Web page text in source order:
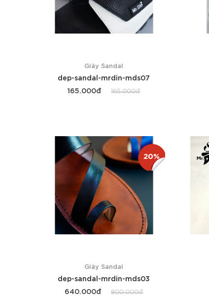
Giày Sandal
dep-sandal-mrdin-mds07
165.000đ
165.000đ
20%
Giày Sandal
dep-sandal-mrdin-mds03
640.000đ
800.000đ